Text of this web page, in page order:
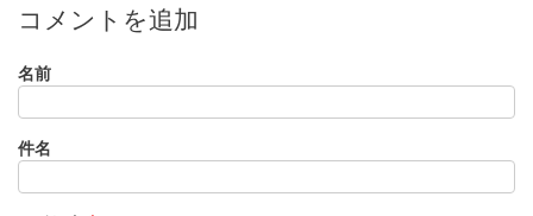
コメントを追加
名前
件名